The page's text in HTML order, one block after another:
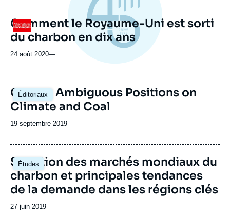
Logo
Comment le Royaume-Uni est sorti
du charbon en dix ans
24 août 2020—
Éditoriaux
Image
principale
China’s Ambiguous Positions on
Climate and Coal
Date
publication
19 septembre 2019
Études
Image
principale
Situation des marchés mondiaux du
charbon et principales tendances
de la demande dans les régions clés
Date
27 juin 2019